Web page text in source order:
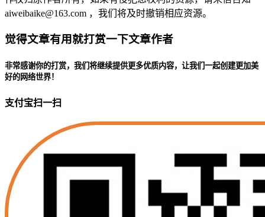
aiweibaike@163.com ，我们将及时撤销相应资源。
觉得文章有用就打赏一下文章作者
非常感谢你的打赏，我们将继续提供更多优质内容，让我们一起创建更加美
好的网络世界！
支付宝扫一扫